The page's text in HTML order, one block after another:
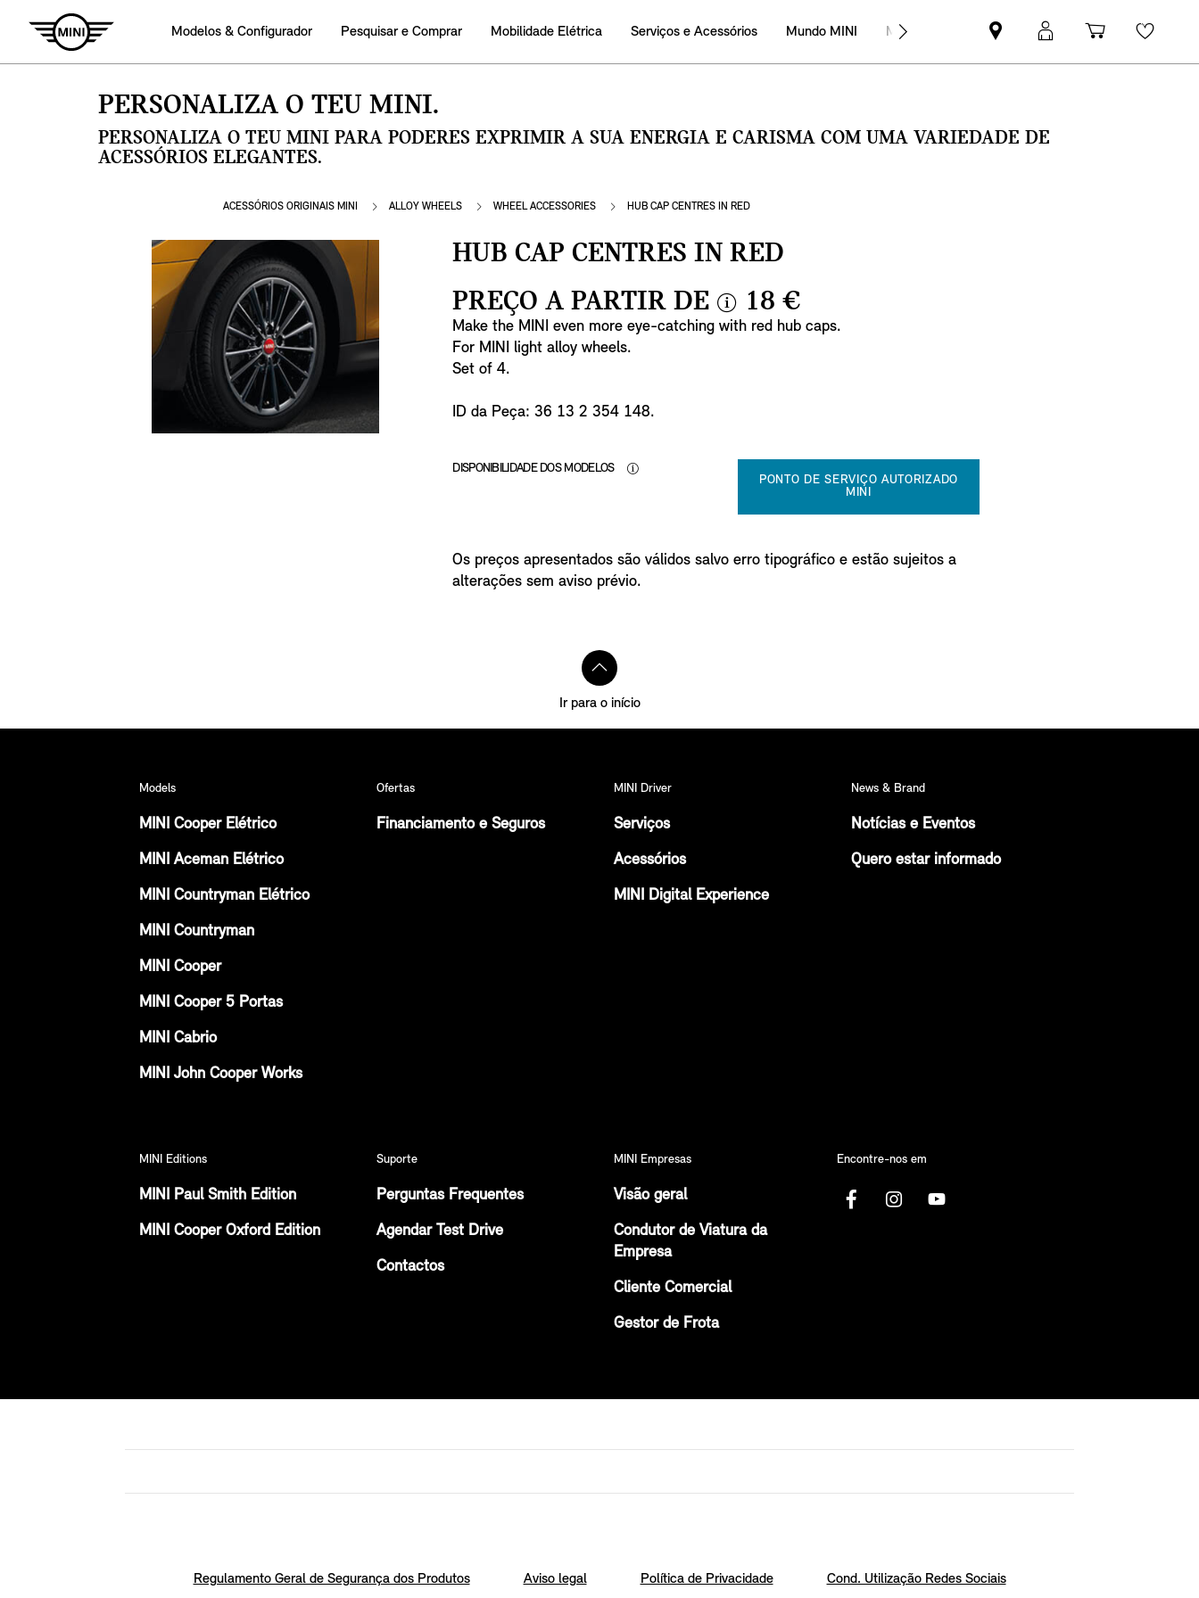
Modelos & Configurador Pesquisar e Comprar Mobilidade Elétrica Serviços e Acessórios Mundo MINI MINI Empresas
Pesquisar
parceiro
Iniciar
sessão
Carrinho
de
PERSONALIZA O TEU MINI.
PERSONALIZA O TEU MINI PARA PODERES EXPRIMIR A SUA ENERGIA E CARISMA COM UMA VARIEDADE DE
ACESSÓRIOS ELEGANTES.
ACESSÓRIOS ORIGINAIS MINI ALLOY WHEELS WHEEL ACCESSORIES HUB CAP CENTRES IN RED
HUB CAP CENTRES IN RED
PREÇO A PARTIR DE
i
18 €
Make the MINI even more eye-catching with red hub caps.
For MINI light alloy wheels.
Set of 4.
ID da Peça: 36 13 2 354 148.
DISPONIBILIDADE DOS MODELOS
PONTO DE SERVIÇO AUTORIZADO
MINI
Os preços apresentados são válidos salvo erro tipográfico e estão sujeitos a
alterações sem aviso prévio.
Ir para o início
Models
MINI Cooper Elétrico
MINI Aceman Elétrico
MINI Countryman Elétrico
MINI Countryman
MINI Cooper
MINI Cooper 5 Portas
MINI Cabrio
MINI John Cooper Works
Ofertas
Financiamento e Seguros
MINI Driver
Serviços
Acessórios
MINI Digital Experience
News & Brand
Notícias e Eventos
Quero estar informado
MINI Editions
MINI Paul Smith Edition
MINI Cooper Oxford Edition
Suporte
Perguntas Frequentes
Agendar Test Drive
Contactos
MINI Empresas
Visão geral
Condutor de Viatura da
Empresa
Cliente Comercial
Gestor de Frota
Encontre-nos em
Regulamento Geral de Segurança dos Produtos Aviso legal Política de Privacidade Cond. Utilização Redes Sociais